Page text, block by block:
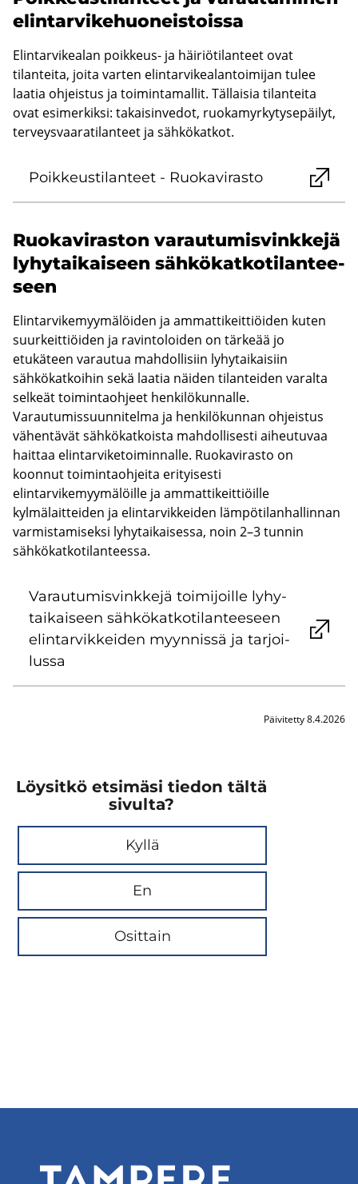
elin­tar­vi­ke­huo­neis­tois­sa
Elintarvikealan poikkeus- ja häiriötilanteet ovat
tilanteita, joita varten elintarvikealantoimijan tulee
laatia ohjeistus ja toimintamallit. Tällaisia tilanteita
ovat esimerkiksi: takaisinvedot, ruokamyrkytysepäilyt,
terveysvaaratilanteet ja sähkökatkot.
Poik­keus­ti­lan­teet - Ruo­ka­vi­ras­to
Ruo­ka­vi­ras­ton va­rau­tu­mis­vink­ke­jä
ly­hy­tai­kai­seen säh­kö­kat­ko­ti­lan­tee­
seen
Elintarvikemyymälöiden ja ammattikeittiöiden kuten
suurkeittiöiden ja ravintoloiden on tärkeää jo
etukäteen varautua mahdollisiin lyhytaikaisiin
sähkökatkoihin sekä laatia näiden tilanteiden varalta
selkeät toimintaohjeet henkilökunnalle.
Varautumissuunnitelma ja henkilökunnan ohjeistus
vähentävät sähkökatkoista mahdollisesti aiheutuvaa
haittaa elintarviketoiminnalle. Ruokavirasto on
koonnut toimintaohjeita erityisesti
elintarvikemyymälöille ja ammattikeittiöille
kylmälaitteiden ja elintarvikkeiden lämpötilanhallinnan
varmistamiseksi lyhytaikaisessa, noin 2–3 tunnin
sähkökatkotilanteessa.
Va­rau­tu­mis­vink­ke­jä toi­mi­joil­le ly­hy­
tai­kai­seen säh­kö­kat­ko­ti­lan­tee­seen
elin­tar­vik­kei­den myyn­nis­sä ja tar­joi­
lus­sa
Päivitetty 8.4.2026
Löysitkö etsimäsi tiedon tältä
sivulta?
Kyllä
En
Osittain